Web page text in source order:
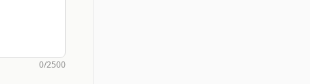
0/2500